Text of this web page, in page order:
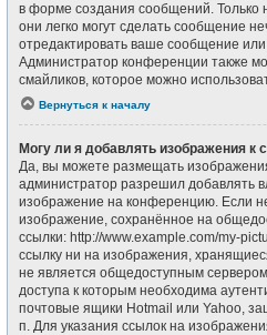
в форме создания сообщений. Только
они легко могут сделать сообщение
отредактировать ваше сообщение
Администратор конференции также
смайликов, которое можно
Вернуться к началу
Могу ли я добавлять изображения к
Да, вы можете размещать
администратор разрешил добавлять
изображение на конференцию. Если
изображение, сохранённое на
ссылки: http://www.example.com/my-
ссылку ни на изображения,
не является общедоступным
доступа к которым необходима
почтовые ящики Hotmail или Yahoo,
п. Для указания ссылок на